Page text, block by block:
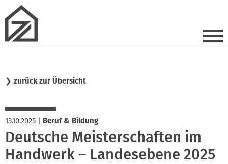
❯ zurück zur Übersicht
13.10.2025 Beruf & Bildung
Deutsche Meisterschaften im
Handwerk – Landesebene 2025